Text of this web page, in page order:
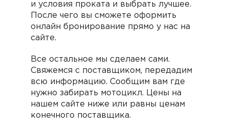
и условия проката и выбрать лучшее.
После чего вы сможете оформить
онлайн бронирование прямо у нас на
сайте.
Все остальное мы сделаем сами.
Cвяжемся с поставщиком, передадим
всю информацию. Сообщим вам где
нужно забирать мотоцикл. Цены на
нашем сайте ниже или равны ценам
конечного поставщика.